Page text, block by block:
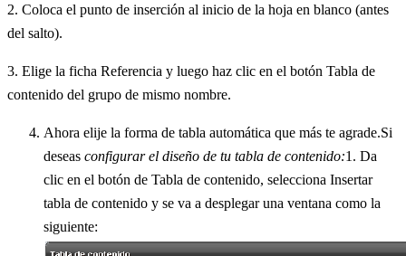
2. Coloca el punto de inserción al inicio de la hoja en blanco (antes
del salto).
3. Elige la ficha Referencia y luego haz clic en el botón Tabla de
contenido del grupo de mismo nombre.
Ahora elije la forma de tabla automática que más te agrade.Si
deseas configurar el diseño de tu tabla de contenido:1. Da
clic en el botón de Tabla de contenido, selecciona Insertar
tabla de contenido y se va a desplegar una ventana como la
siguiente: